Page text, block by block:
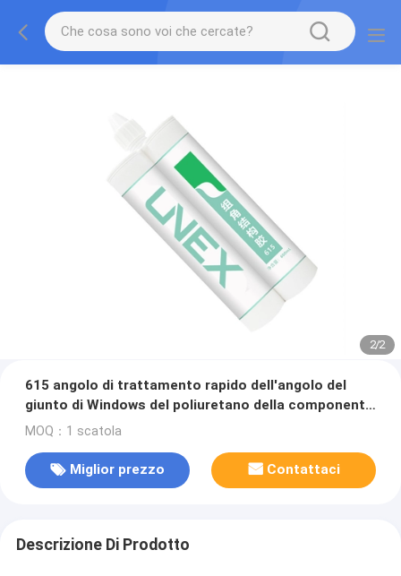
2/2
615 angolo di trattamento rapido dell'angolo del
giunto di Windows del poliuretano della componente
adesiva del sigillante due del silicone
MOQ：1 scatola
Miglior prezzo Contattaci
Descrizione Di Prodotto